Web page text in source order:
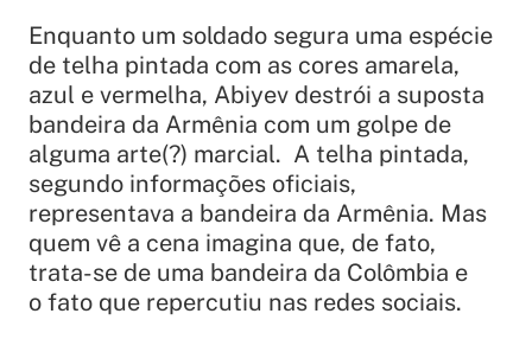
Enquanto um soldado segura uma espécie
de telha pintada com as cores amarela,
azul e vermelha, Abiyev destrói a suposta
bandeira da Armênia com um golpe de
alguma arte(?) marcial. A telha pintada,
segundo informações oficiais,
representava a bandeira da Armênia. Mas
quem vê a cena imagina que, de fato,
trata-se de uma bandeira da Colômbia e
o fato que repercutiu nas redes sociais.